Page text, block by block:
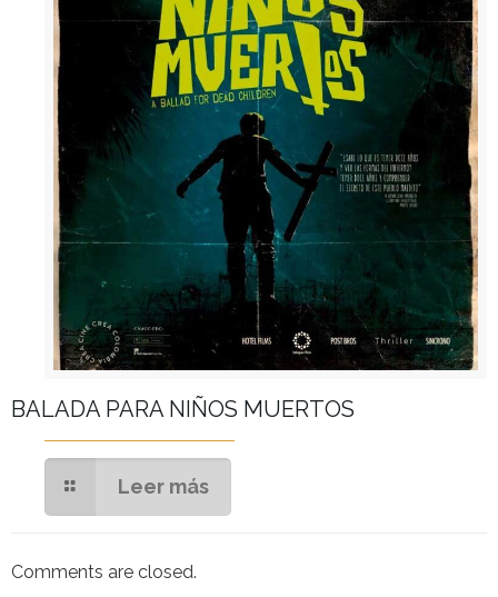
BALADA PARA NIÑOS MUERTOS
Leer más
Comments are closed.